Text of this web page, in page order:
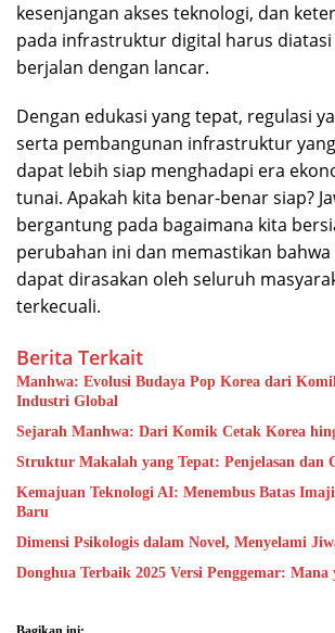
kesenjangan akses teknologi, dan
pada infrastruktur digital harus
berjalan dengan lancar.
Dengan edukasi yang tepat, regulasi
serta pembangunan infrastruktur
dapat lebih siap menghadapi era
tunai. Apakah kita benar-benar siap?
bergantung pada bagaimana kita
perubahan ini dan memastikan
dapat dirasakan oleh seluruh
terkecuali.
Berita Terkait
Manhwa: Evolusi Budaya Pop Korea dari
Industri Global
Sejarah Manhwa: Dari Komik Cetak Korea
Struktur Makalah yang Tepat: Penjelasan dan
Kemajuan Teknologi AI: Menembus Batas
Baru
Dimensi Psikologis dalam Novel, Menyelami
Donghua Terbaik 2025 Versi Penggemar: